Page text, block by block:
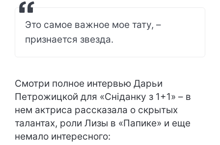
Это самое важное мое тату, –
признается звезда.
Смотри полное интервью Дарьи
Петрожицкой для «Сніданку з 1+1» – в
нем актриса рассказала о скрытых
талантах, роли Лизы в «Папике» и еще
немало интересного: